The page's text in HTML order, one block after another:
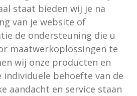
staat bieden wij je na
van je website of
de ondersteuning die u
maatwerkoplossingen te
wij onze producten en
individuele behoefte van de
aandacht en service staan